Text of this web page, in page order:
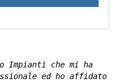
Impianti che mi ha
ed ho affidato